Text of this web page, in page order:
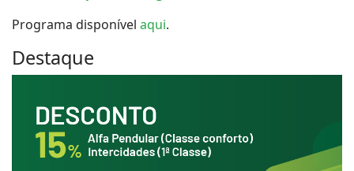
Programa disponível aqui.
Destaque